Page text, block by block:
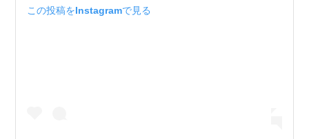
この投稿をInstagramで見る